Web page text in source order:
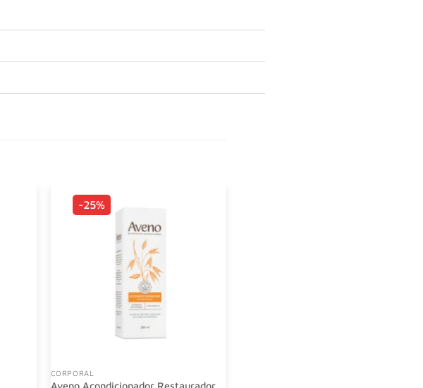
-25%
CORPORAL
Aveno Acondicionador Restaurador